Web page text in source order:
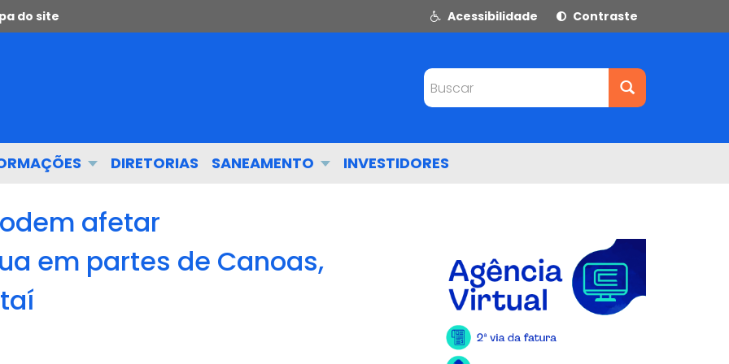
do site Acessibilidade Contraste
Buscar
DIRETORIAS SANEAMENTO INVESTIDORES
afetar
em partes de Canoas,